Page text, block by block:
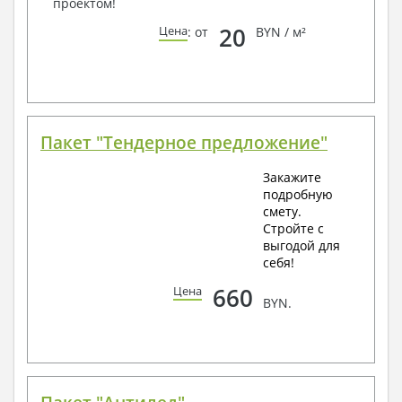
Цена: от 20 BYN / м²
Пакет "Тендерное предложение"
Закажите
подробную
смету.
Стройте с
выгодой для
себя!
Цена 660 BYN.